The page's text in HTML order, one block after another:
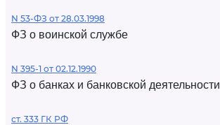
N 53-ФЗ от 28.03.1998
ФЗ о воинской службе
N 395-1 от 02.12.1990
ФЗ о банках и банковской деятельности
ст. 333 ГК РФ